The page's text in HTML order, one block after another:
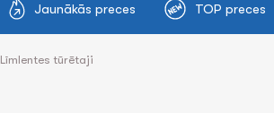
Jaunākās preces TOP preces
Līmlentes tūrētaji